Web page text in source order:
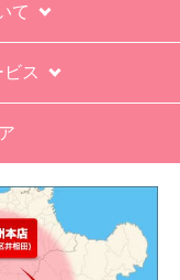
て
ス